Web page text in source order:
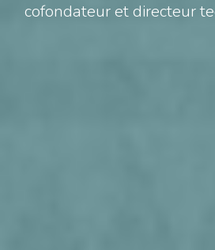
cofondateur et directeur